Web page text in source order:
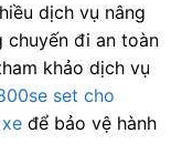
dịch vụ nâng
chuyến đi an toàn
khảo dịch vụ
set cho
để bảo vệ hành